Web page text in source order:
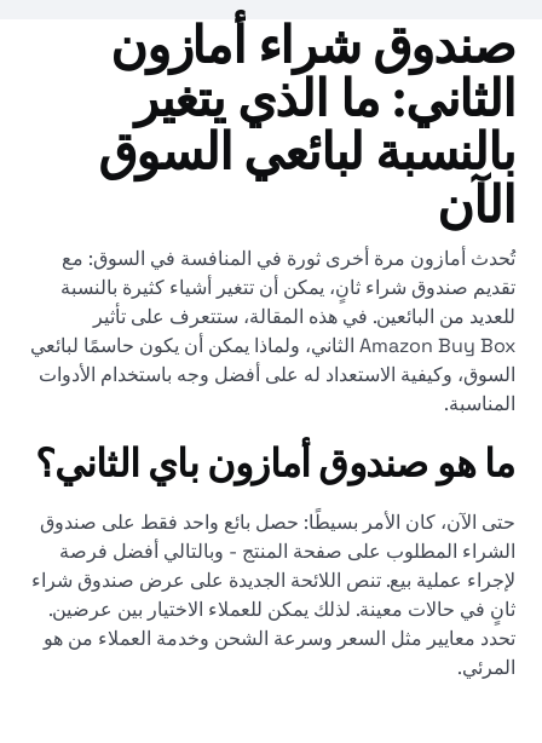
صندوق شراء أمازون
الثاني: ما الذي يتغير
بالنسبة لبائعي السوق
الآن
تُحدث أمازون مرة أخرى ثورة في المنافسة في السوق: مع
تقديم صندوق شراء ثانٍ، يمكن أن تتغير أشياء كثيرة بالنسبة
للعديد من البائعين. في هذه المقالة، ستتعرف على تأثير
Amazon Buy Box الثاني، ولماذا يمكن أن يكون حاسمًا لبائعي
السوق، وكيفية الاستعداد له على أفضل وجه باستخدام الأدوات
المناسبة.
ما هو صندوق أمازون باي الثاني؟
حتى الآن، كان الأمر بسيطًا: حصل بائع واحد فقط على صندوق
الشراء المطلوب على صفحة المنتج - وبالتالي أفضل فرصة
لإجراء عملية بيع. تنص اللائحة الجديدة على عرض صندوق شراء
ثانٍ في حالات معينة. لذلك يمكن للعملاء الاختيار بين عرضين.
تحدد معايير مثل السعر وسرعة الشحن وخدمة العملاء من هو
المرئي.